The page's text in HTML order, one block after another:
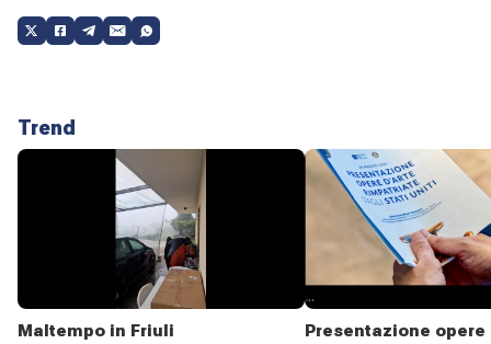
Trend
Maltempo in Friuli
Presentazione